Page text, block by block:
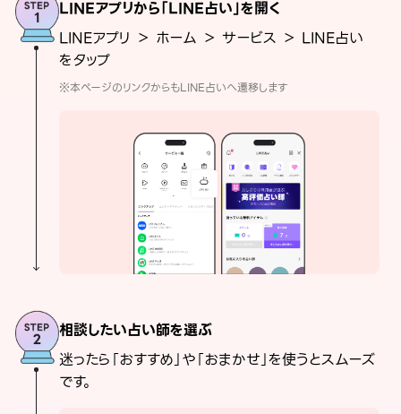
LINEアプリから「LINE占い」を開く
LINEアプリ ＞ ホーム ＞ サービス ＞ LINE占い
をタップ
※本ページのリンクからもLINE占いへ遷移します
相談したい占い師を選ぶ
迷ったら「おすすめ」や「おまかせ」を使うとスムーズ
です。